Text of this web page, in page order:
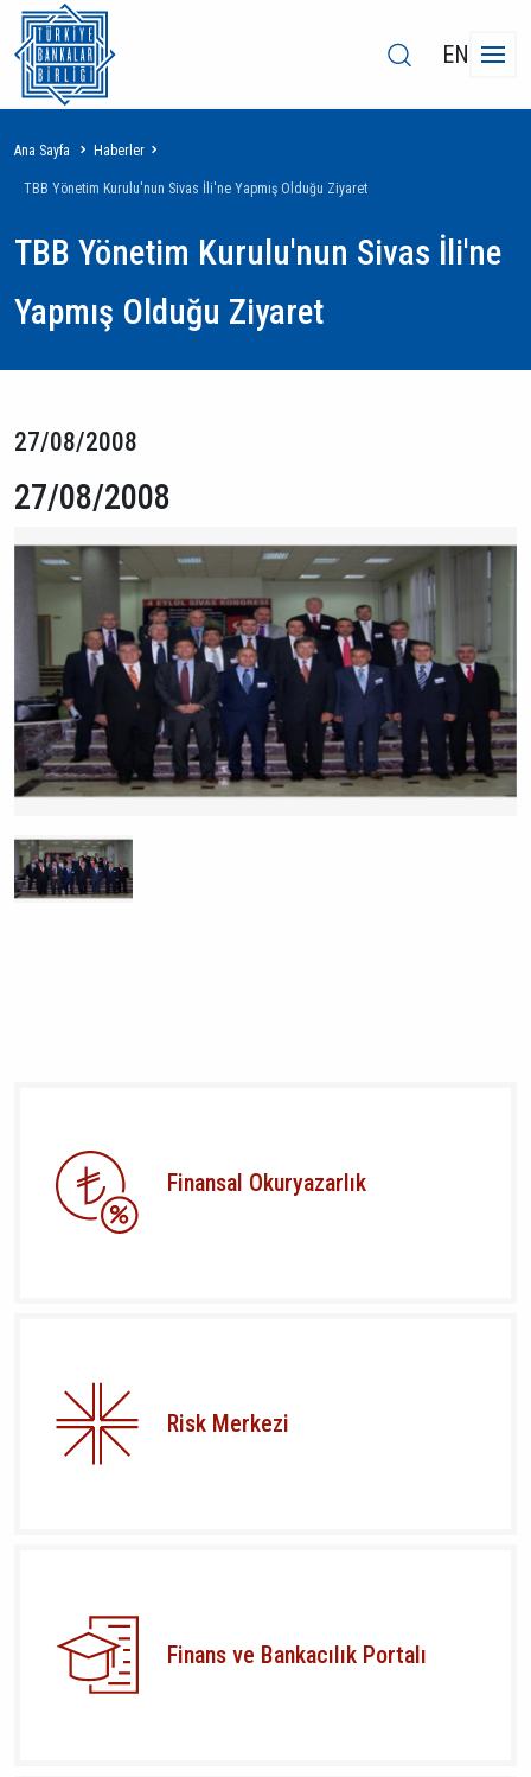
EN
Sayfa
yolu
Ana Sayfa Haberler
TBB Yönetim Kurulu'nun Sivas İli'ne Yapmış Olduğu Ziyaret
TBB Yönetim Kurulu'nun Sivas İli'ne
Yapmış Olduğu Ziyaret
27/08/2008
27/08/2008
Finansal Okuryazarlık
Risk Merkezi
Finans ve Bankacılık Portalı